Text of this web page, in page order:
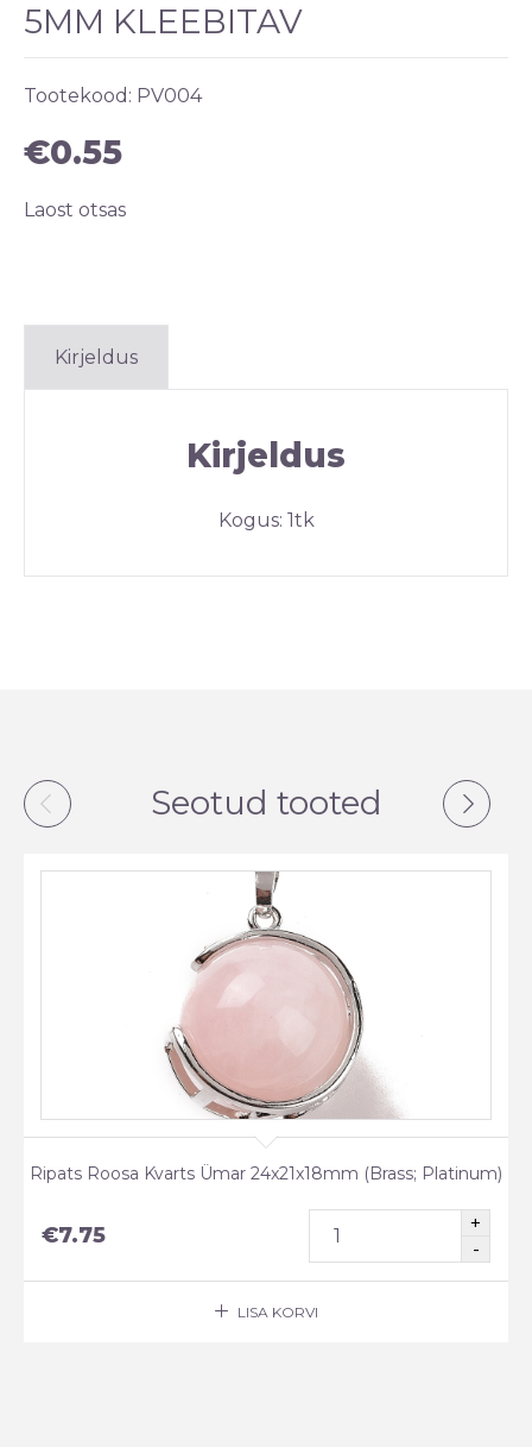
5MM KLEEBITAV
Tootekood: PV004
€0.55
Laost otsas
Kirjeldus
Kirjeldus
Kogus: 1tk
Seotud tooted
Ripats Roosa Kvarts Ümar 24x21x18mm (Brass; Platinum)
€7.75
LISA KORVI